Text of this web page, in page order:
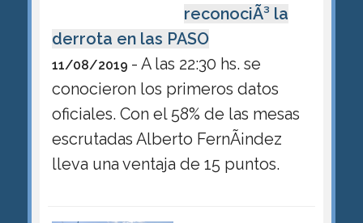
reconociÃ³ la
derrota en las PASO
11/08/2019 - A las 22:30 hs. se
conocieron los primeros datos
oficiales. Con el 58% de las mesas
escrutadas Alberto FernÃ¡ndez
lleva una ventaja de 15 puntos.